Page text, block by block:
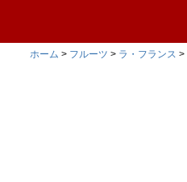
ホーム フルーツ ラ・フランス